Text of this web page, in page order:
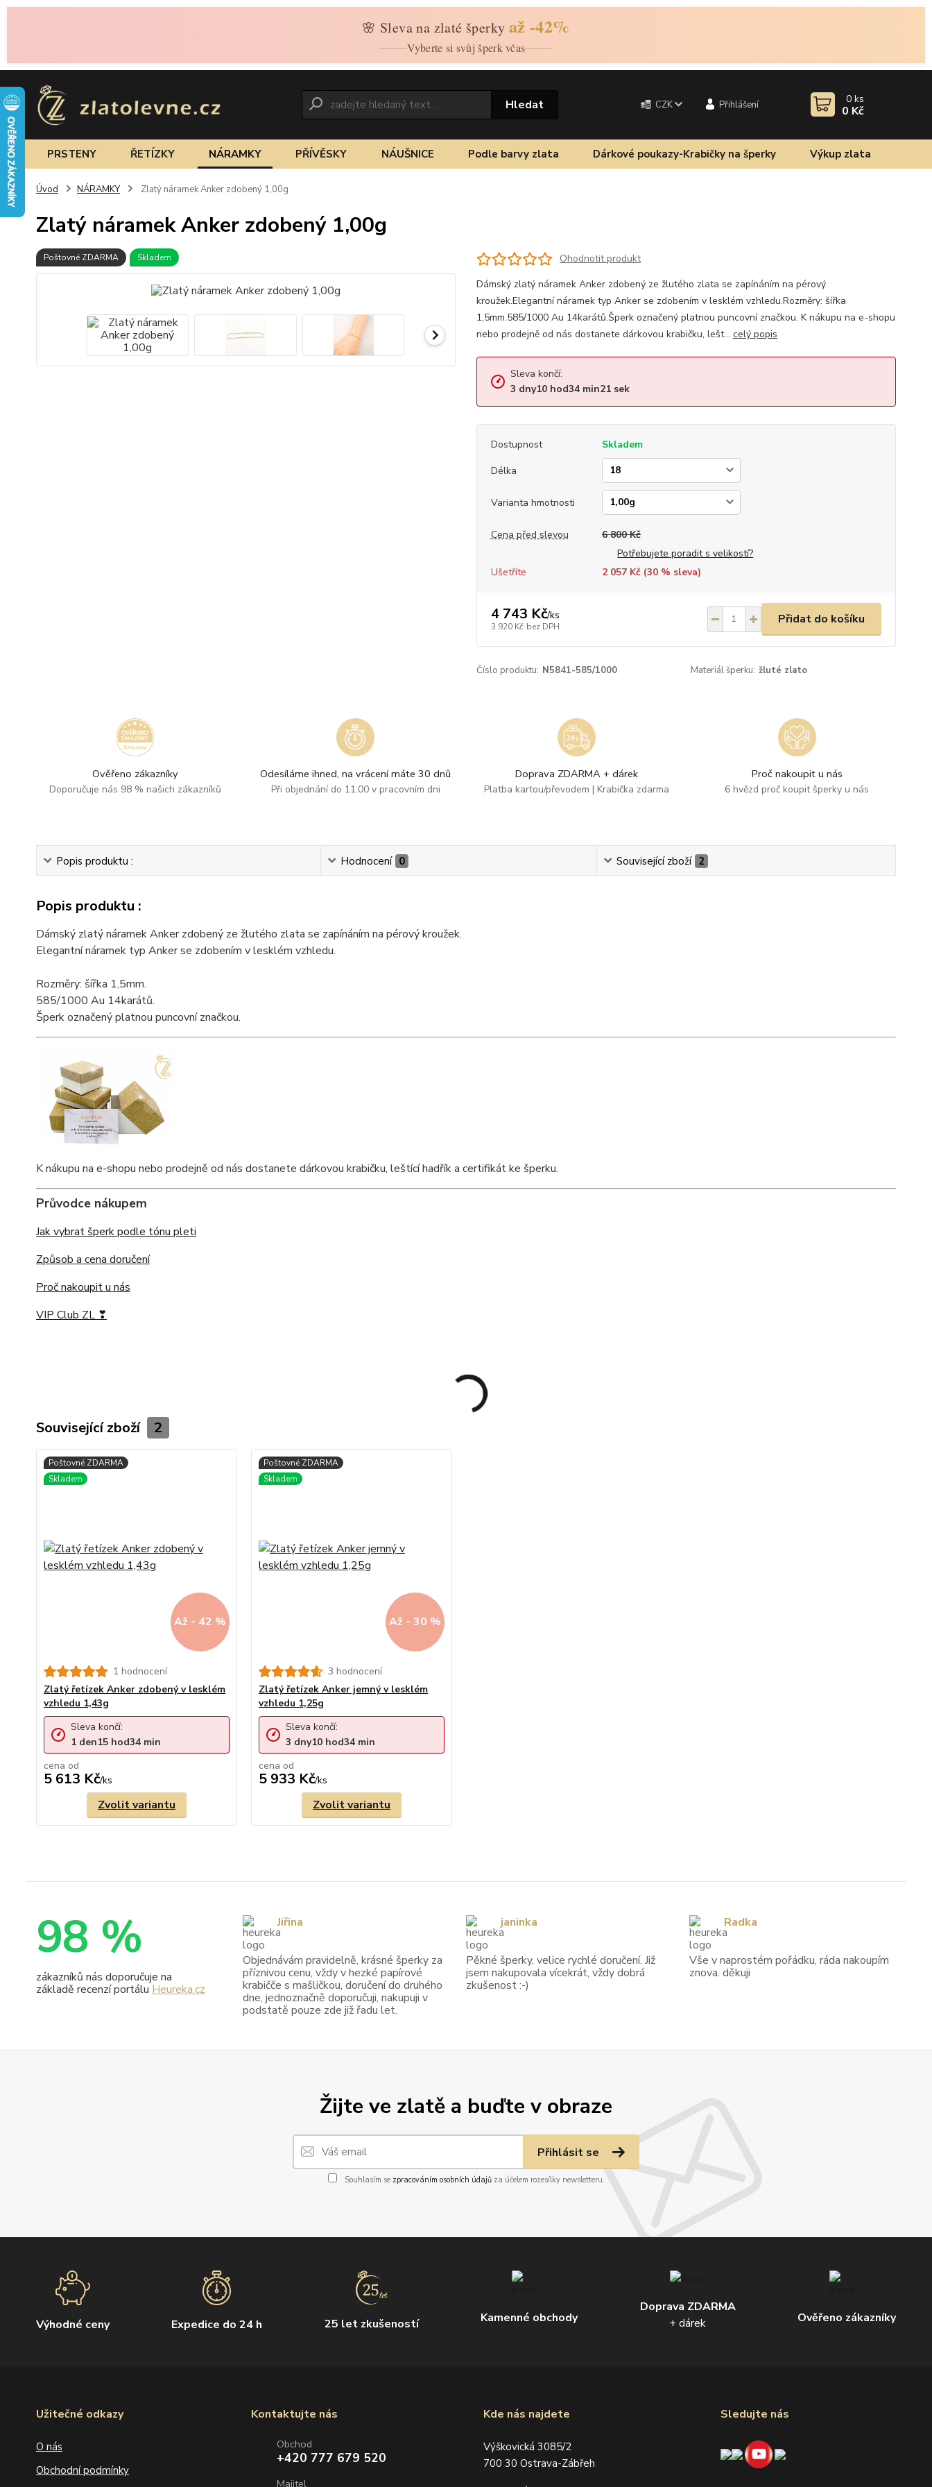
🌸 Sleva na zlaté šperky až -42%
Vyberte si svůj šperk včas
CZK Přihlášení
Hledat 0 ks
0 Kč
PRSTENY ŘETÍZKY NÁRAMKY PŘÍVĚSKY NÁUŠNICE Podle barvy zlata Dárkové poukazy-Krabičky na šperky Výkup zlata
Úvod NÁRAMKY Zlatý náramek Anker zdobený 1,00g
Zlatý náramek Anker zdobený 1,00g
Poštovné ZDARMA Skladem
Ohodnotit produkt
Dámský zlatý náramek Anker zdobený ze žlutého zlata se zapínáním na pérový
kroužek.Elegantní náramek typ Anker se zdobením v lesklém vzhledu.Rozměry: šířka
1,5mm.585/1000 Au 14karátů.Šperk označený platnou puncovní značkou. K nákupu na e-shopu
nebo prodejně od nás dostanete dárkovou krabičku, lešt... celý popis
Sleva končí:
3 dny10hod34min21sek
Dostupnost
Skladem
Délka
Varianta hmotnosti
Cena před slevou
6 800 Kč
Potřebujete poradit s velikostí?
Ušetříte
2 057 Kč (30% sleva)
4 743 Kč/ks
3 920 Kč bez DPH
Přidat do košíku
Číslo produktu: N5841-585/1000 Materiál šperku: žluté zlato
Ověřeno zákazníky
Doporučuje nás 98 % našich zákazníků
Odesíláme ihned, na vrácení máte 30 dnů
Při objednání do 11:00 v pracovním dni
Doprava ZDARMA + dárek
Platba kartou/převodem | Krabička zdarma
Proč nakoupit u nás
6 hvězd proč koupit šperky u nás
Popis produktu : Hodnocení 0 Související zboží 2
Popis produktu :
Dámský zlatý náramek Anker zdobený ze žlutého zlata se zapínáním na pérový kroužek.
Elegantní náramek typ Anker se zdobením v lesklém vzhledu.
Rozměry: šířka 1,5mm.
585/1000 Au 14karátů.
Šperk označený platnou puncovní značkou.
K nákupu na e-shopu nebo prodejně od nás dostanete dárkovou krabičku, leštící hadřík a certifikát ke šperku.
Průvodce nákupem
Jak vybrat šperk podle tónu pleti
Způsob a cena doručení
Proč nakoupit u nás
VIP Club ZL ❣
Související zboží 2
Až - 42 %
1 hodnocení
Zlatý řetízek Anker zdobený v lesklém
vzhledu 1,43g
cena od
5 613 Kč/ks
Sleva končí:
1 den15 hod34 min
Zvolit variantu
Až - 30 %
3 hodnocení
Zlatý řetízek Anker jemný v lesklém
vzhledu 1,25g
cena od
5 933 Kč/ks
Sleva končí:
3 dny10 hod34 min
Zvolit variantu
Žijte ve zlatě a buďte v obraze
Přihlásit se
Souhlasím se zpracováním osobních údajůza účelem rozesílky newsletteru.
Výhodné ceny Expedice do 24 h 25 let zkušeností Kamenné obchody
Doprava ZDARMA
+ dárek
Ověřeno zákazníky
Užitečné odkazy
O nás
Obchodní podmínky
Kde nás najdete
Výškovická 3085/2
700 30 Ostrava-Zábřeh
Sledujte nás
Kontaktujte nás
Obchod
+420 777 679 520
Majitel
98 %
zákazníků nás doporučuje na
základě recenzí portálu Heureka.cz
Objednávám pravidelně, krásné šperky za
příznivou cenu, vždy v hezké papírové
krabičče s mašličkou, doručení do druhého
dne, jednoznačně doporučuji, nakupuji v
podstatě pouze zde již řadu let.
Jiřina
Pěkné šperky, velice rychlé doručení. Již
jsem nakupovala vícekrát, vždy dobrá
zkušenost :-)
janinka
Vše v naprostém pořádku, ráda nakoupím
znova. děkuji
Radka